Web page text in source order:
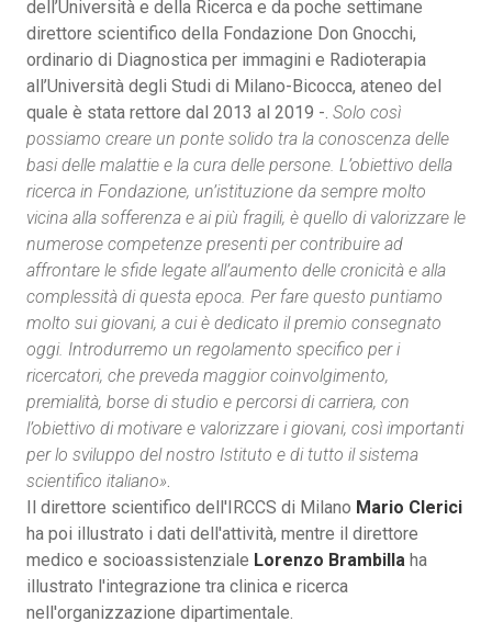
dell’Università e della Ricerca e da poche settimane
direttore scientifico della Fondazione Don Gnocchi,
ordinario di Diagnostica per immagini e Radioterapia
all’Università degli Studi di Milano-Bicocca, ateneo del
quale è stata rettore dal 2013 al 2019 -. Solo così
possiamo creare un ponte solido tra la conoscenza delle
basi delle malattie e la cura delle persone. L’obiettivo della
ricerca in Fondazione, un’istituzione da sempre molto
vicina alla sofferenza e ai più fragili, è quello di valorizzare le
numerose competenze presenti per contribuire ad
affrontare le sfide legate all’aumento delle cronicità e alla
complessità di questa epoca. Per fare questo puntiamo
molto sui giovani, a cui è dedicato il premio consegnato
oggi. Introdurremo un regolamento specifico per i
ricercatori, che preveda maggior coinvolgimento,
premialità, borse di studio e percorsi di carriera, con
l’obiettivo di motivare e valorizzare i giovani, così importanti
per lo sviluppo del nostro Istituto e di tutto il sistema
scientifico italiano»
Il direttore scientifico dell'IRCCS di Milano Mario Clerici
ha poi illustrato i dati dell'attività, mentre il direttore
medico e socioassistenziale Lorenzo Brambilla ha
illustrato l'integrazione tra clinica e ricerca
nell'organizzazione dipartimentale.